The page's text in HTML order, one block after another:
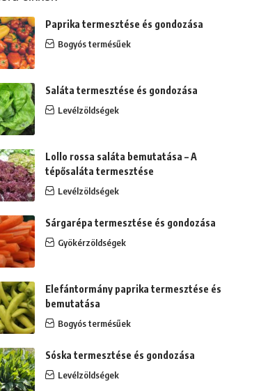
Paprika termesztése és gondozása
Bogyós termésűek
Saláta termesztése és gondozása
Levélzöldségek
Lollo rossa saláta bemutatása – A
tépősaláta termesztése
Levélzöldségek
Sárgarépa termesztése és gondozása
Gyökérzöldségek
Elefántormány paprika termesztése és
bemutatása
Bogyós termésűek
Sóska termesztése és gondozása
Levélzöldségek